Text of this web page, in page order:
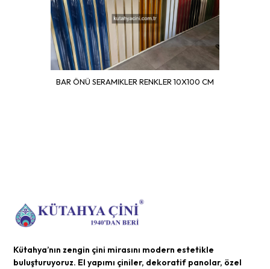
BAR ÖNÜ SERAMIKLER RENKLER 10X100 CM
Kütahya’nın zengin çini mirasını modern estetikle
buluşturuyoruz. El yapımı çiniler, dekoratif panolar, özel